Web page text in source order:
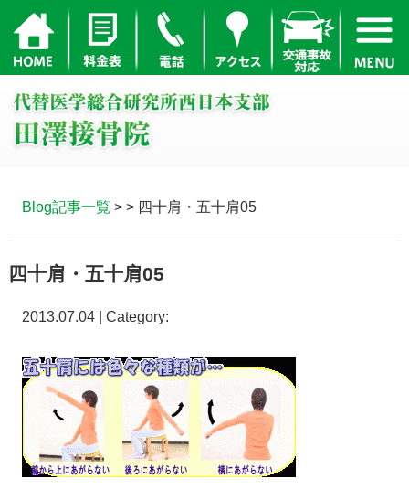
Blog記事一覧 > > 四十肩・五十肩05
四十肩・五十肩05
2013.07.04 | Category: